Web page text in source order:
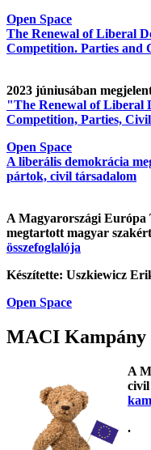
Open Space
The Renewal of Liberal
Competition. Parties and
2023 júniusában
"The Renewal of Liberal
Competition, Parties,
Open Space
A liberális demokrácia
pártok, civil társadalom
A Magyarországi Európa
megtartott magyar
összefoglalója
Készítette: Uszkiewicz
Open Space
MACI Kampány
A
civil
.